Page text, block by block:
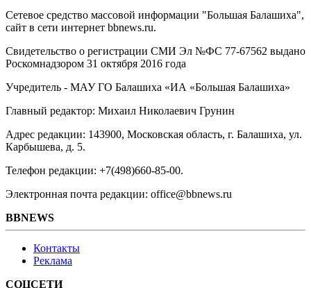
Сетевое средство массовой информации "Большая Балашиха",
сайт в сети интернет bbnews.ru.
Свидетельство о регистрации СМИ Эл №ФС ‎77-67562 выдано
Роскомнадзором 31 октября 2016 года
Учредитель - МАУ ГО Балашиха «ИА «Большая Балашиха»
Главный редактор: Михаил Николаевич Грунин
Адрес редакции: 143900, Московская область, г. Балашиха, ул.
Карбышева, д. 5.
Телефон редакции: +7(498)660-85-00.
Электронная почта редакции: office@bbnews.ru
BBNEWS
Контакты
Реклама
СОЦСЕТИ